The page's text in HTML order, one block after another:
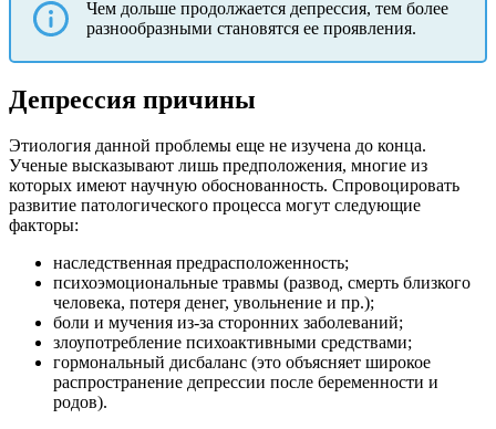
Чем дольше продолжается депрессия, тем более
разнообразными становятся ее проявления.
Депрессия причины
Этиология данной проблемы еще не изучена до конца.
Ученые высказывают лишь предположения, многие из
которых имеют научную обоснованность. Спровоцировать
развитие патологического процесса могут следующие
факторы:
наследственная предрасположенность;
психоэмоциональные травмы (развод, смерть близкого
человека, потеря денег, увольнение и пр.);
боли и мучения из-за сторонних заболеваний;
злоупотребление психоактивными средствами;
гормональный дисбаланс (это объясняет широкое
распространение депрессии после беременности и
родов).